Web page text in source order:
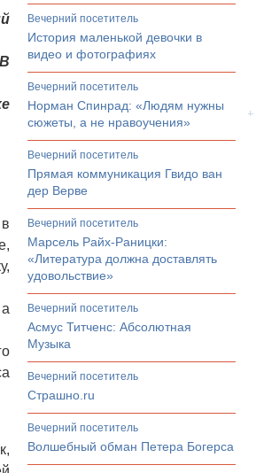
вечерний посетитель
История маленькой девочки в
видео и фотографиях
вечерний посетитель
Норман Спинрад: «Людям нужны
сюжеты, а не нравоучения»
вечерний посетитель
Прямая коммуникация Гвидо ван
дер Верве
вечерний посетитель
Марсель Райх-Раницки:
«Литература должна доставлять
удовольствие»
вечерний посетитель
Асмус Титченс: Абсолютная
Музыка
вечерний посетитель
Страшно.ru
вечерний посетитель
Волшебный обман Петера Богерса